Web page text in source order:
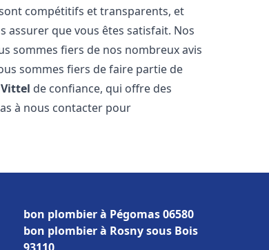
compétitifs et transparents, et
que vous êtes satisfait. Nos
sommes fiers de nos nombreux avis
sommes fiers de faire partie de
Vittel de confiance, qui offre des
à nous contacter pour
bon plombier à Pégomas 06580
bon plombier à Rosny sous Bois